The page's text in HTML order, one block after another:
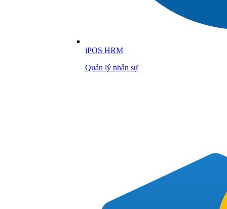
iPOS HRM
Quản lý nhân sự